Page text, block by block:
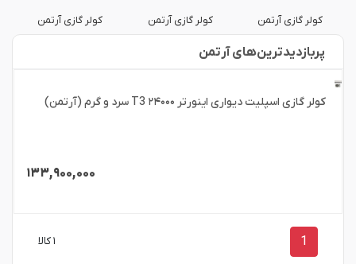
کولر گازی آرتمن کولر گازی آرتمن کولر گازی آرتمن
پربازدید‌ترین‌های آرتمن
کولر گازی اسپلیت دیواری اینورتر ۲۴۰۰۰ T3 سرد و گرم (آرتمن)
۱۳۳,۹۰۰,۰۰۰
1 ۱ کالا